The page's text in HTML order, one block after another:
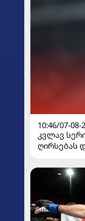
10:46/07-08-
კვლავ
ღირსებას